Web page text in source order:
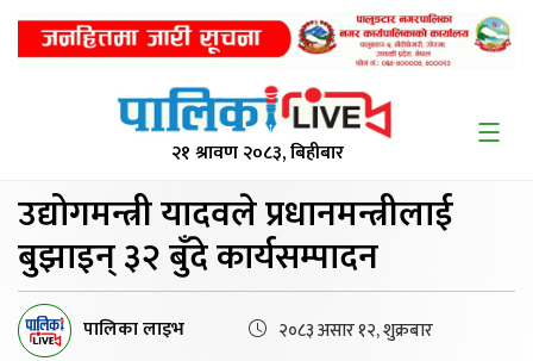
२१ श्रावण २०८३, बिहीबार
उद्योगमन्त्री यादवले प्रधानमन्त्रीलाई
बुझाइन् ३२ बुँदे कार्यसम्पादन
पालिका लाइभ २०८३ असार १२, शुक्रबार